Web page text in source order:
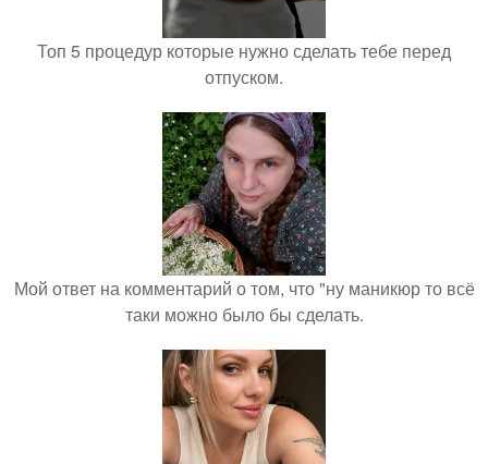
Топ 5 процедур которые нужно сделать тебе перед
отпуском.
Мой ответ на комментарий о том, что "ну маникюр то всё
таки можно было бы сделать.